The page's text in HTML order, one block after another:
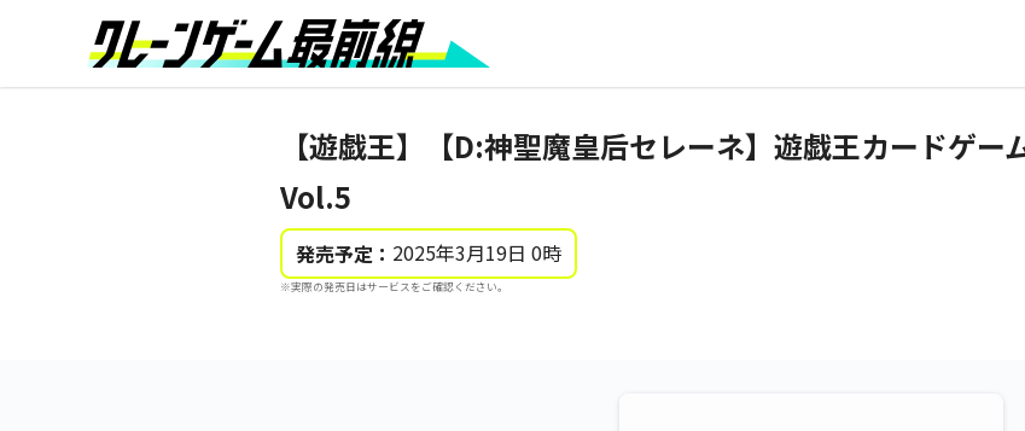
【遊戯王】【D:神聖魔皇后セレーネ】遊戯王カードゲ
Vol.5
発売予定： 2025年3月19日 0時
※実際の発売日はサービスをご確認ください。